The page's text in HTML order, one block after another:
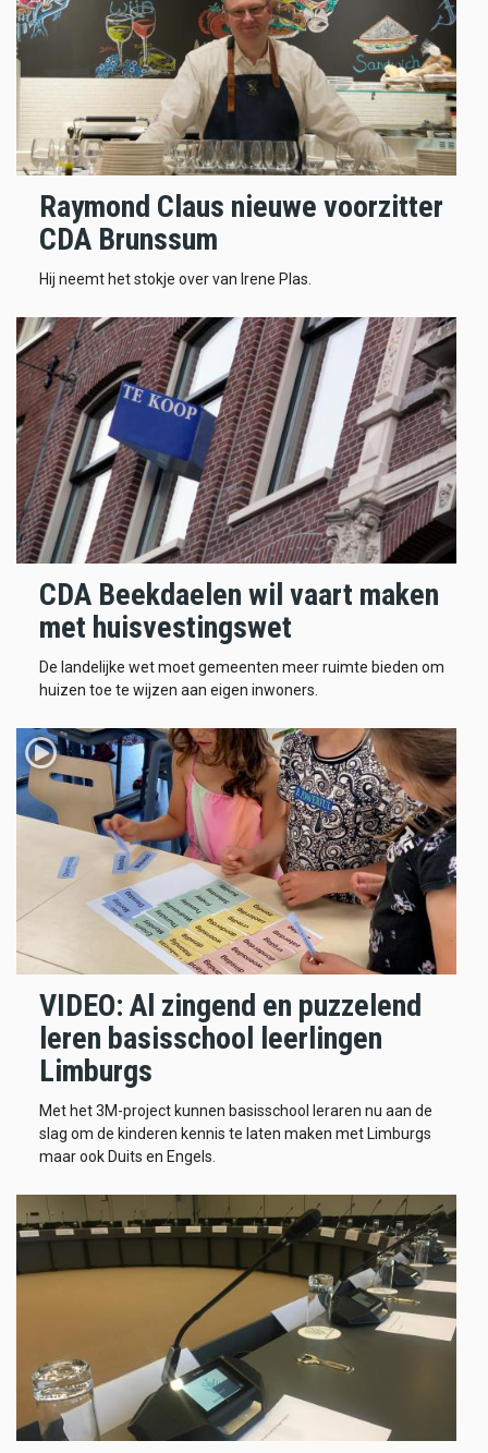
Raymond Claus nieuwe voorzitter
CDA Brunssum
Hij neemt het stokje over van Irene Plas.
CDA Beekdaelen wil vaart maken
met huisvestingswet
De landelijke wet moet gemeenten meer ruimte bieden om
huizen toe te wijzen aan eigen inwoners.
VIDEO: Al zingend en puzzelend
leren basisschool leerlingen
Limburgs
Met het 3M-project kunnen basisschool leraren nu aan de
slag om de kinderen kennis te laten maken met Limburgs
maar ook Duits en Engels.